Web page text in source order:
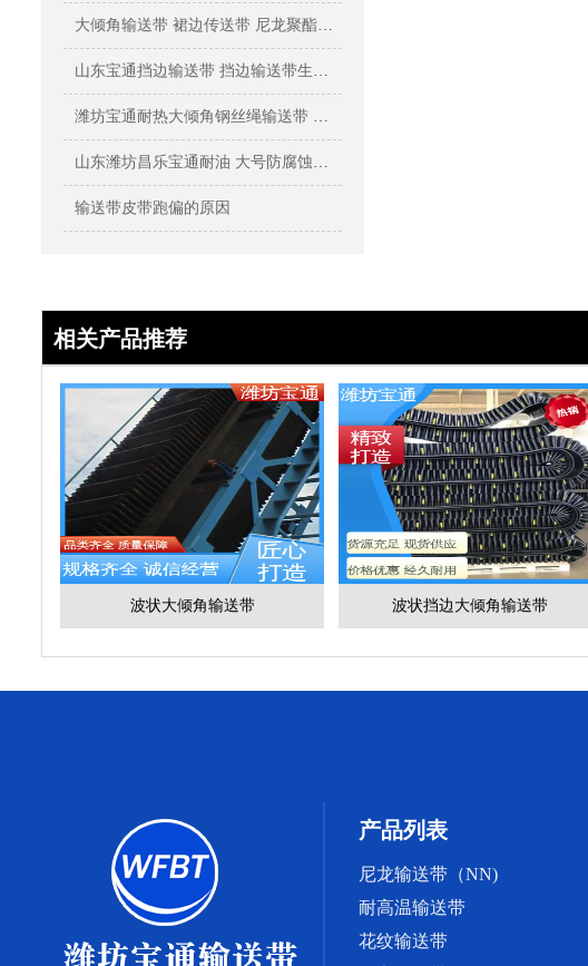
大倾角输送带 裙边传送带 尼龙聚酯材···
山东宝通挡边输送带 挡边输送带生产厂···
潍坊宝通耐热大倾角钢丝绳输送带 大号···
山东潍坊昌乐宝通耐油 大号防腐蚀倾角···
输送带皮带跑偏的原因
相关产品推荐
波状大倾角输送带 波状挡边大倾角输送带
产品列表
尼龙输送带（NN)
耐高温输送带
花纹输送带